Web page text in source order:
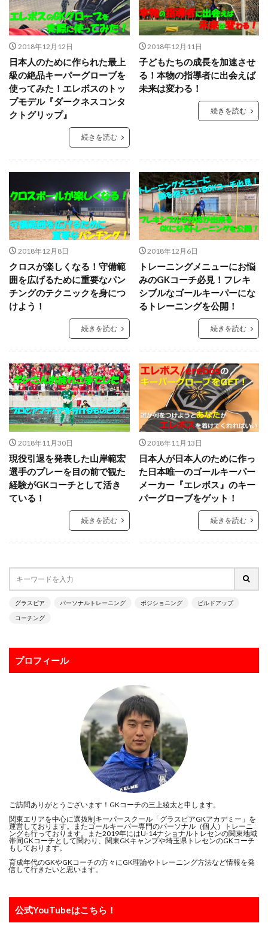
2018年12月12日
日本人のために作られた最上
級の絶品キーパーグローブを
使ってみた！エレボスのトッ
プモデル『ダークネスコンタ
クトグリップ』
続きを読む
2018年12月11日
子どもたちの成長を加速させ
る！本物の指導者に出会えば
未来は変わる！
続きを読む
2018年12月8日
クロスが楽しくなる！守備範
囲を広げるために重要なパン
チングのテクニックを身につ
けよう！
続きを読む
2018年12月6日
トレーニングメニューにお悩
みのGKコーチ必見！フレキ
シブルなゴールキーパーにな
るトレーニングを公開！
続きを読む
2018年11月30日
現役引退を発表した山岸範宏
選手のプレーを目の前で観た
経験がGKコーチとして活き
ている！
続きを読む
2018年11月13日
日本人が日本人のために作っ
た日本唯一のゴールキーパー
メーカー『エレボス』のキー
パーグローブをゲット！
続きを読む
グラスピア パーソナルトレーニング ポジショニング ビルドアップ
コーチング
プロフィール
ご訪問ありがとうございます！GKコーチの三上綾太と申します。
関東エリアを中心に選抜制キーパースクール「グラスピアGKアカデミー」を
運営しております。またゴールキーパー専門のパーソナル（個人）トレーニ
ングも行っております。また2019年にはU-14ナショナルトレセンの関東地域
帯同GKコーチとして関わり、関東GKキャンプや埼玉県トレセンのGKコーチ
もしております。
育成年代のGKやGKコーチの方々にGK理論やトレーニング方法など情報を発
信して行きたいと思います。
公式YouTubeはこちら！
シュートストップ
シンガポール
ジャンプ
ジャンプ&キャッチ
ジュニア
ジュニアユース
スウェーデン
スカウティング
スカウト
スカウトマン
ステッピング
ステップ
ストレス
スピード スペイン
スポーツ科学部
スマートフォン
スーパーな基本技術
セカンドアクション
タイインターナショナルユースカップ
チャンネル登録者数
ツイッター
テアシュテーゲン
テア・シュテーゲン
ティポ・クルトワ
テクニック
ディストリビューション
ディフレクティング
トップ登録
トライ＆エラー＆トライ
トレセン
ドイツサッカー
ドリーム鹿児島
ドロップキック
ドンナルンマ
ドーパミン ナイキ
ナショトレ
ノンアドレナリン
ハイクオリティー
ハイボレー
ハーフボレー
バランス
バランス感覚
パス&サポート
パタヤ パット
パリーゾーン
パンチング
パントキック
パーソナル
パーソナルGKトレーニング
パーソナルGK練習
パーソナルトレーニング
ビジョントレーニング
ビデオカメラ
ビルドアップ
フィジカル
フォーム
フォーリング
フットワーク
フロントダイビング
ブッフォン
ブレイクアウェイ
ブロッキング
プライベートトレーニング
プライベートレッスン
プレスキック
プレゼント企画
プレースピード
プレー中
ポテンシャル
マンチェスターC
マンチェスター・シティ
ミス
ミラン
ラージョ
リカバリー
リツイート
リバウンドメンタリティー
レアルマドリー
レベルアップ
ローリングダウン
三脚 上田綺世
下部組織
両足 中井卓大 中京大学
中学生GK 中山英樹
人選
休む 休息 会津サントス
低弾道
体幹
体幹トレーニング 信頼
個人
個人に合わせた
個別トレーニング
前園杯
前園真聖
加藤順大
勉強 動体視力 北九州 右足